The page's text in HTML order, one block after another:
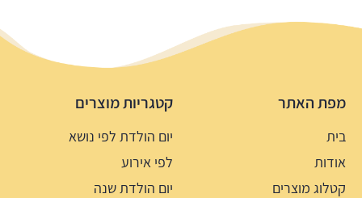
מפת האתר
בית
אודות
קטלוג מוצרים
קטגריות מוצרים
יום הולדת לפי נושא
לפי אירוע
יום הולדת שנה